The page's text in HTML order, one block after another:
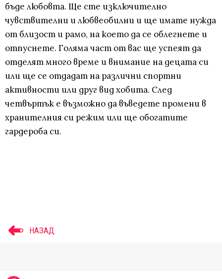
бъде любовта. Ще сте изключително
чувствителни и любвеобилни и ще имате нужда
от близост и рамо, на което да се облегнете и
отпуснете. Голяма част от вас ще успеят да
отделят много време и внимание на децата си
или ще се отдадат на различни спортни
активности или друг вид хобита. След
четвъртък е възможно да въведете промени в
хранителния си режим или ще обогатите
гардероба си.
НАЗАД